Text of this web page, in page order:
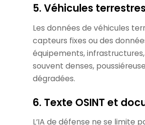
5. Véhicules
Les données de véhicules
capteurs fixes ou des
équipements,
souvent denses,
dégradées.
6. Texte OSINT et
L’IA de défense ne se limite